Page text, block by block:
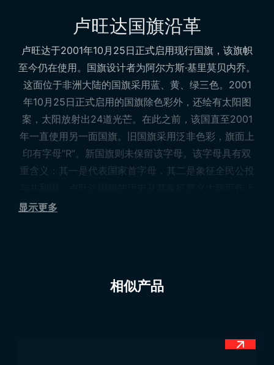
卢旺达国旗沿革
卢旺达于2001年10月25日正式启用现行国旗，该旗帜
至今仍在使用。国旗设计者为阿尔方斯·基里莫贝内乔。
这面位于非洲大陆的国旗采用蓝、黄、绿三色。2001
年10月25日正式启用的国旗除色彩外，还绘有太阳图
案，太阳放射出24道光芒。在此之前，该国直至2001
年一直使用另一面国旗。旧国旗采用泛非色彩，旗面上
印有字母“R”。新国旗则未保留该字母。该字母具有双
重含义：其一是代表国家首字母，其二是象征全民公投
述阐释。2001年正式启用的新国旗至今未作更改，并
方的色带为绿色，中间色带为黄色。最上方的条带为蓝
的条带尺寸相等，即绿色条带与黄色条带宽度相同。而
显示更多
相似产品